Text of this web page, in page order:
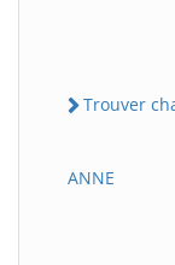
Trouver
ANNE